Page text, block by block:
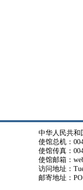
中华人民共和
使馆总机：
使馆传真：
使馆邮箱：
访问地址：
邮寄地址：